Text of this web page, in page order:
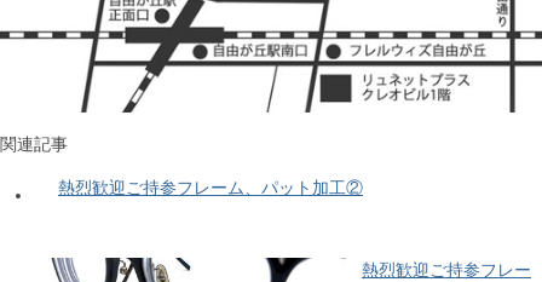
関連記事
熱烈歓迎ご持参フレーム、パット加工②
熱烈歓迎ご持参フレー